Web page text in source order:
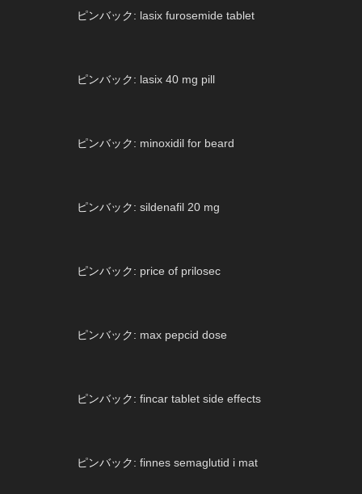
ピンバック: lasix furosemide tablet
ピンバック: lasix 40 mg pill
ピンバック: minoxidil for beard
ピンバック: sildenafil 20 mg
ピンバック: price of prilosec
ピンバック: max pepcid dose
ピンバック: fincar tablet side effects
ピンバック: finnes semaglutid i mat